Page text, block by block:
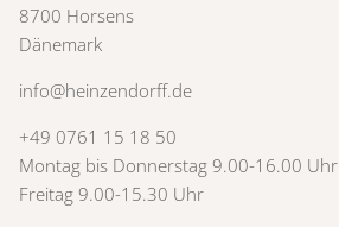
8700 Horsens
Dänemark
info@heinzendorff.de
+49 0761 15 18 50
Montag bis Donnerstag 9.00-16.00 Uhr
Freitag 9.00-15.30 Uhr